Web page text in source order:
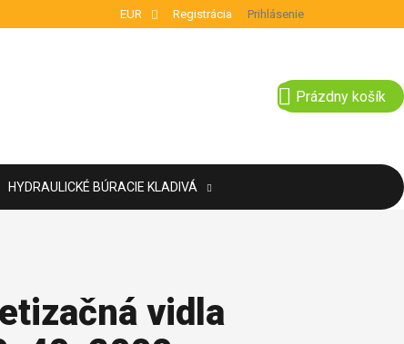
EUR Registrácia Prihlásenie
NÁKUPNÝ
Prázdny košík
HYDRAULICKÉ BÚRACIE KLADIVÁ
vidla